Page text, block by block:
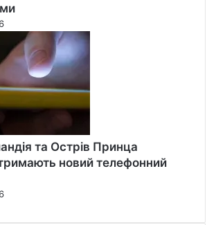
та Острів Принца
новий телефонний